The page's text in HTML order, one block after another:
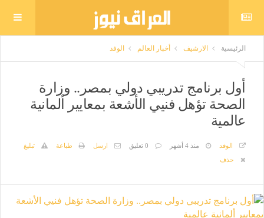
الرئيسية الارشيف أخبار العالم الوفد
أول برنامج تدريبي دولي بمصر.. وزارة
الصحة تؤهل فنيي الأشعة بمعايير ألمانية
عالمية
الوفد منذ 4 أشهر 0 تعليق ارسل طباعة
تبليغ
حذف